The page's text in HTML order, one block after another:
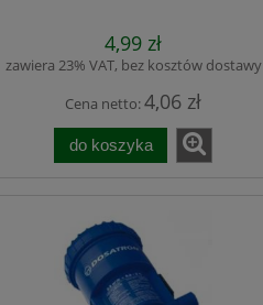
4,99 zł
zawiera 23% VAT, bez kosztów dostawy
Cena netto:4,06 zł
do koszyka